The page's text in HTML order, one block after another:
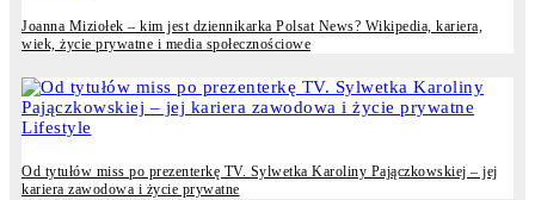
Joanna Miziołek – kim jest dziennikarka Polsat News? Wikipedia, kariera,
wiek, życie prywatne i media społecznościowe
Lifestyle
Od tytułów miss po prezenterkę TV. Sylwetka Karoliny Pajączkowskiej – jej
kariera zawodowa i życie prywatne